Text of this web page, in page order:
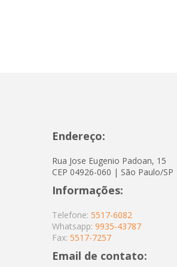
Endereço:
Rua Jose Eugenio Padoan, 15
CEP 04926-060 | São Paulo/SP
Informações:
Telefone: 5517-6082
Whatsapp: 9935-43787
Fax: 5517-7257
Email de contato: